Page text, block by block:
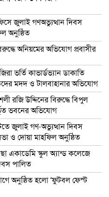
জুলাই গণঅভ্যুত্থান দিবস
অনুষ্ঠিত
অনিয়মের অভিযোগ প্রবাসীর
ভর্তি কাভার্ডভ্যান ডাকাতি
মদদ ও টালবাহানার অভিযোগ
রজি উদ্দিনের বিরুদ্ধে বিপুল
ভবনের অভিযোগ
জুলাই গণ-অভ্যুত্থান দিবস
ও দোয়া মাহফিল অনুষ্ঠিত
একাডেমি স্কুল অ্যান্ড কলেজে
পালিত
অনুষ্ঠিত হলো ‘ফুটবল ফেস্ট